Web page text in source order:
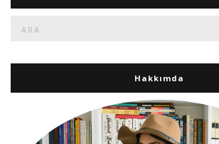
Hakkımda